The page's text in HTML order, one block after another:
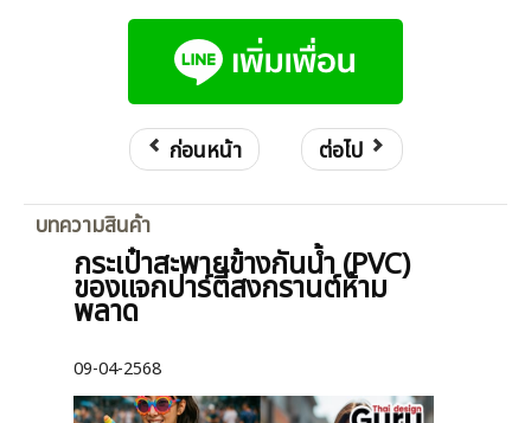
ก่อนหน้า ต่อไป
บทความสินค้า
กระเป๋าสะพายข้างกันน้ำ (PVC)
ของแจกปาร์ตี้สงกรานต์ห้าม
พลาด
09-04-2568